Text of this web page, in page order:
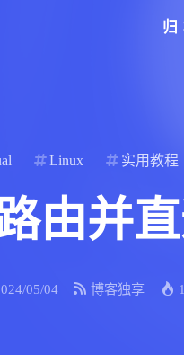
归
Linux 实用教程
由并
05/04 博客独享